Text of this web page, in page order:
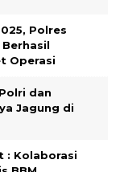
Polres
Operasi
dan
Jagung di
: Kolaborasi